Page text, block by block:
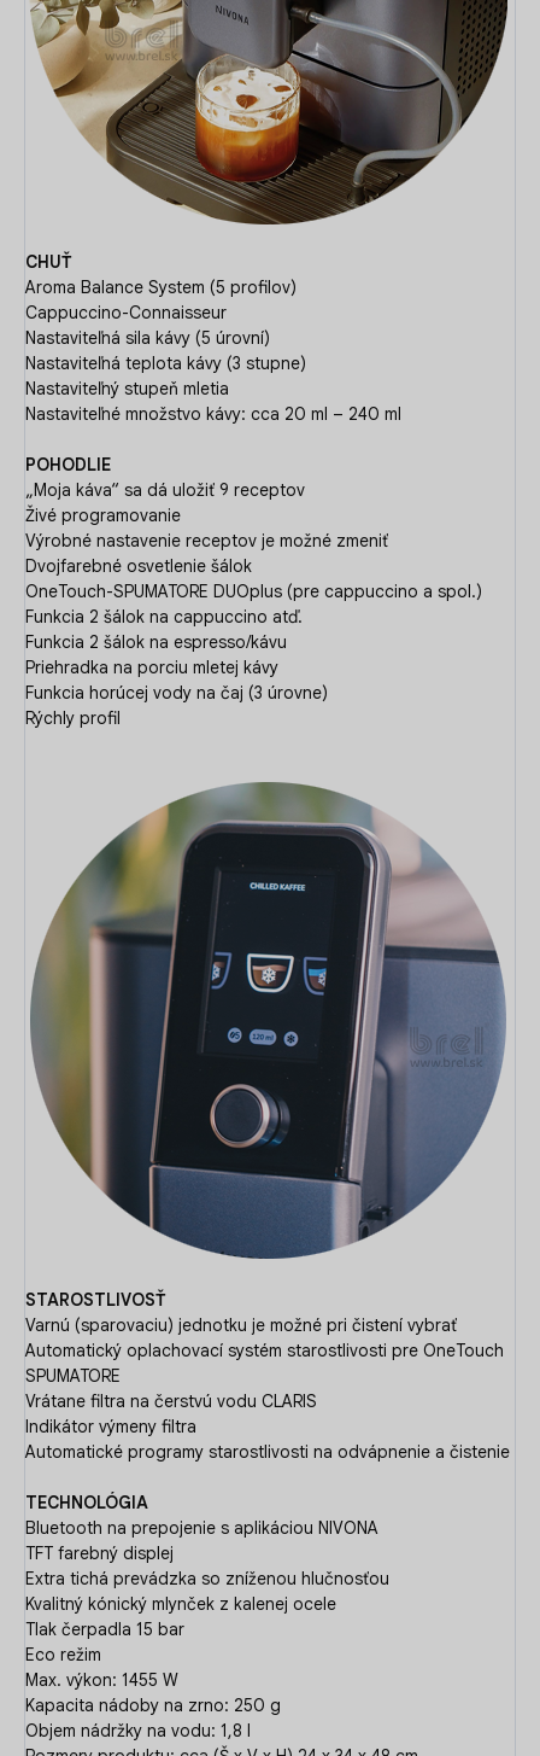
CHUŤ
Aroma Balance System (5 profilov)
Cappuccino-Connaisseur
Nastaviteľná sila kávy (5 úrovní)
Nastaviteľná teplota kávy (3 stupne)
Nastaviteľný stupeň mletia
Nastaviteľné množstvo kávy: cca 20 ml – 240 ml
POHODLIE
„Moja káva“ sa dá uložiť 9 receptov
Živé programovanie
Výrobné nastavenie receptov je možné zmeniť
Dvojfarebné osvetlenie šálok
OneTouch-SPUMATORE DUOplus (pre cappuccino a spol.)
Funkcia 2 šálok na cappuccino atď.
Funkcia 2 šálok na espresso/kávu
Priehradka na porciu mletej kávy
Funkcia horúcej vody na čaj (3 úrovne)
Rýchly profil
STAROSTLIVOSŤ
Varnú (sparovaciu) jednotku je možné pri čistení vybrať
Automatický oplachovací systém starostlivosti pre OneTouch
SPUMATORE
Vrátane filtra na čerstvú vodu CLARIS
Indikátor výmeny filtra
Automatické programy starostlivosti na odvápnenie a čistenie
TECHNOLÓGIA
Bluetooth na prepojenie s aplikáciou NIVONA
TFT farebný displej
Extra tichá prevádzka so zníženou hlučnosťou
Kvalitný kónický mlynček z kalenej ocele
Tlak čerpadla 15 bar
Eco režim
Max. výkon: 1455 W
Kapacita nádoby na zrno: 250 g
Objem nádržky na vodu: 1,8 l